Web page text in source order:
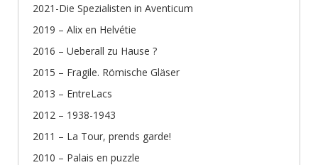
2021-Die Spezialisten in Aventicum
2019 – Alix en Helvétie
2016 – Ueberall zu Hause ?
2015 – Fragile. Römische Gläser
2013 – EntreLacs
2012 – 1938-1943
2011 – La Tour, prends garde!
2010 – Palais en puzzle